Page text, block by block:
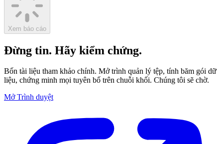
Xem báo cáo
Đừng tin. Hãy kiểm chứng.
Bốn tài liệu tham khảo chính. Mở trình quản lý tệp, tính băm gói dữ
liệu, chứng minh mọi tuyên bố trên chuỗi khối. Chúng tôi sẽ chờ.
Mở Trình duyệt